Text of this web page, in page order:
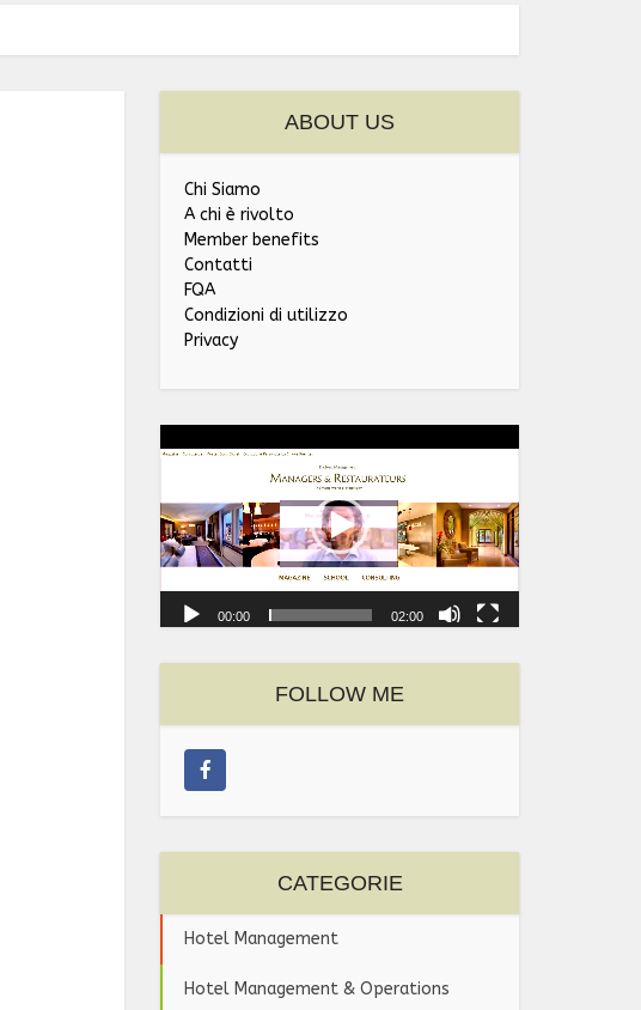
ABOUT US
Chi Siamo
A chi è rivolto
Member benefits
Contatti
FQA
Condizioni di utilizzo
Privacy
Player
00:00 02:00
FOLLOW ME
CATEGORIE
Hotel Management
Hotel Management & Operations